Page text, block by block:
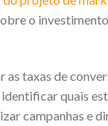
o
as taxas de
quais
campanhas e